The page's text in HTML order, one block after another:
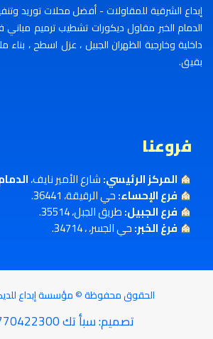
إبداع الشرقية للمقاولات - أفضل محلات توريد
الدمام الخبر مقاول ديكورات تشطيب ترميم مباني
داخلية وخارجية الظهران الجبيل ، عزل اسطح ،
بقيق.
فروعنا
المركز الرئيسي:شارع الأمير نايف،
فرع الإحساء:حي الرقيقة، 36441.
فرع الجبيل:طريق الجبل، 35514.
فرغ الخبر:حي الجسر، ، 34714.
الحقوق محفوظة ©مؤسسة إبداع
تصميم:سبأ تك